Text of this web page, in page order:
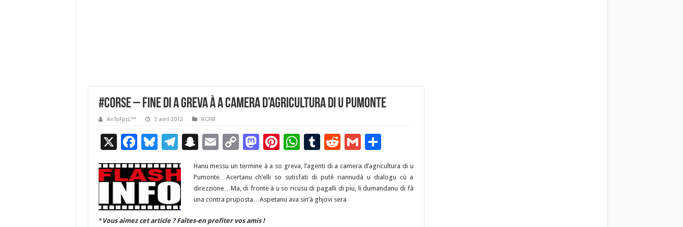
#Corse – Fine di a greva à a camera d’agricultura di u Pumonte
AnToFpcL™ 3 avril 2012 RCFM
X F
ac
e
o
o
Bl
u
es
ky
T
el
e
gr
a
m
S
a
p
c
h
E
ai
l
C
p
y
Li
n
M
as
to
d
o
n
Pi
er
es
t
W
h
at
sA
p
T
u
m
bl
r
R
d
di
t
G
m
ai
l
P
ar
ta
g
Hanu messu un termine à a so greva, l’agenti di a camera d’agricultura di u
Pumonte…Acertanu ch’elli so sutisfati di putè riannudà u dialogu cù a
direzzione…Ma, di fronte à u so ricusu di pagalli di piu, li dumandanu di fà
una contra pruposta…Aspetanu ava sin’à ghjovi sera
*Vous aimez cet article ? Faîtes-en profiter vos amis !